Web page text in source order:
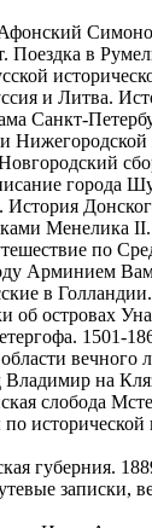
Поездка в
и Литва.
Санкт-
Нижегородской
города
Менелика
по
Арминием
в Голландии.
островах
1501-
вечного
на
слобода
исторической
губерния.
записки,